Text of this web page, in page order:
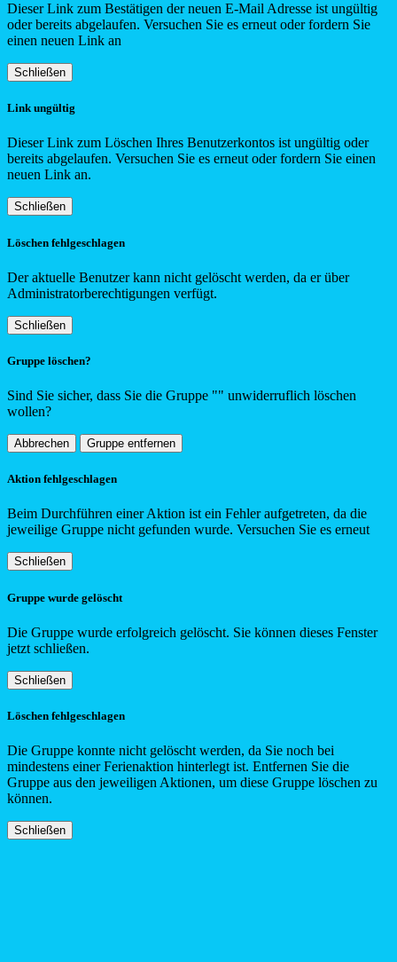
Dieser Link zum Bestätigen der neuen E-Mail Adresse ist ungültig
oder bereits abgelaufen. Versuchen Sie es erneut oder fordern Sie
einen neuen Link an
Schließen
Link ungültig
Dieser Link zum Löschen Ihres Benutzerkontos ist ungültig oder
bereits abgelaufen. Versuchen Sie es erneut oder fordern Sie einen
neuen Link an.
Schließen
Löschen fehlgeschlagen
Der aktuelle Benutzer kann nicht gelöscht werden, da er über
Administratorberechtigungen verfügt.
Schließen
Gruppe löschen?
Sind Sie sicher, dass Sie die Gruppe "" unwiderruflich löschen
wollen?
Abbrechen Gruppe entfernen
Aktion fehlgeschlagen
Beim Durchführen einer Aktion ist ein Fehler aufgetreten, da die
jeweilige Gruppe nicht gefunden wurde. Versuchen Sie es erneut
Schließen
Gruppe wurde gelöscht
Die Gruppe wurde erfolgreich gelöscht. Sie können dieses Fenster
jetzt schließen.
Schließen
Löschen fehlgeschlagen
Die Gruppe konnte nicht gelöscht werden, da Sie noch bei
mindestens einer Ferienaktion hinterlegt ist. Entfernen Sie die
Gruppe aus den jeweiligen Aktionen, um diese Gruppe löschen zu
können.
Schließen